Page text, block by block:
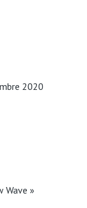
2020
Wave »